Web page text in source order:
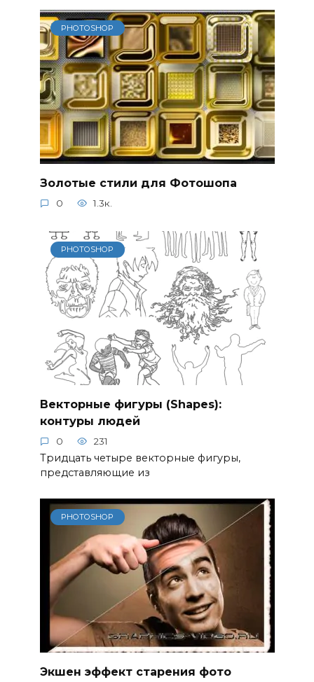
PHOTOSHOP
Золотые стили для Фотошопа
0 1.3к.
PHOTOSHOP
Векторные фигуры (Shapes):
контуры людей
0 231
Тридцать четыре векторные фигуры,
представляющие из
PHOTOSHOP
Экшен эффект старения фото